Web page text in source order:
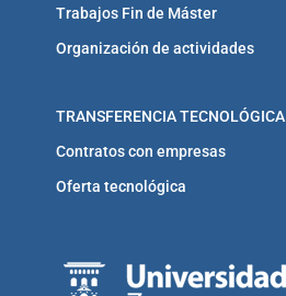
Trabajos Fin de Máster
Organización de actividades
TRANSFERENCIA TECNOLÓGICA
Contratos con empresas
Oferta tecnológica